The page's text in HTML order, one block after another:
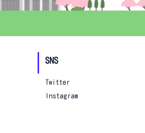
SNS
Twitter
Instagram